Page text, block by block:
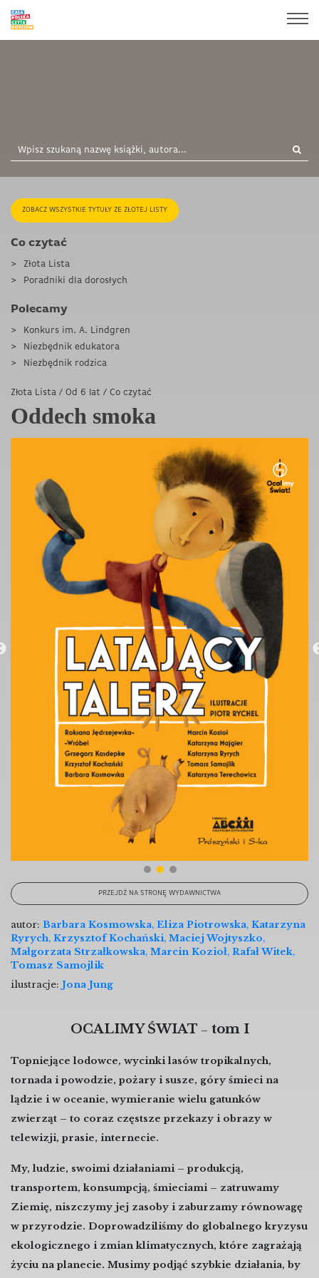
ZOBACZ WSZYSTKIE TYTUŁY ZE ZŁOTEJ LISTY
Co czytać
Złota Lista
Poradniki dla dorosłych
Polecamy
Konkurs im. A. Lindgren
Niezbędnik edukatora
Niezbędnik rodzica
Złota Lista / Od 6 lat / Co czytać
Oddech smoka
PRZEJDŹ NA STRONĘ WYDAWNICTWA
autor: Barbara Kosmowska, Eliza Piotrowska, Katarzyna
Ryrych, Krzysztof Kochański, Maciej Wojtyszko,
Małgorzata Strzałkowska, Marcin Kozioł, Rafał Witek,
Tomasz Samojlik
ilustracje: Jona Jung
OCALIMY ŚWIAT – tom I
Topniejące lodowce, wycinki lasów tropikalnych,
tornada i powodzie, pożary i susze, góry śmieci na
lądzie i w oceanie, wymieranie wielu gatunków
zwierząt – to coraz częstsze przekazy i obrazy w
telewizji, prasie, internecie.
My, ludzie, swoimi działaniami – produkcją,
transportem, konsumpcją, śmieciami – zatruwamy
Ziemię, niszczymy jej zasoby i zaburzamy równowagę
w przyrodzie. Doprowadziliśmy do globalnego kryzysu
ekologicznego i zmian klimatycznych, które zagrażają
życiu na planecie. Musimy podjąć szybkie działania, by